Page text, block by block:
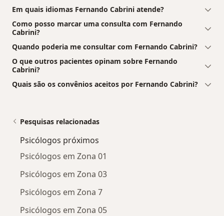
Em quais idiomas Fernando Cabrini atende?
Como posso marcar uma consulta com Fernando
Cabrini?
Quando poderia me consultar com Fernando Cabrini?
O que outros pacientes opinam sobre Fernando
Cabrini?
Quais são os convênios aceitos por Fernando Cabrini?
Pesquisas relacionadas
Psicólogos próximos
Psicólogos em Zona 01
Psicólogos em Zona 03
Psicólogos em Zona 7
Psicólogos em Zona 05